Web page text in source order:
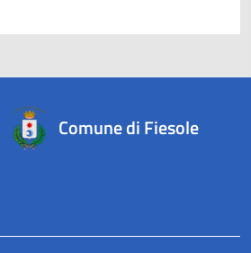
Comune di Fiesole